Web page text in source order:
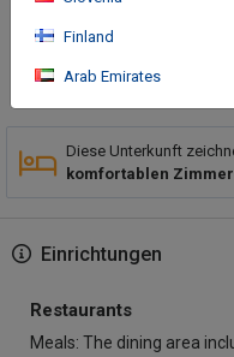
Mehr
Diese Unterkunft
komfortablen
Einrichtungen
Restaurants
Meals: The dining area
Finland
Arab Emirates